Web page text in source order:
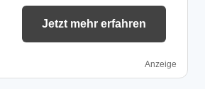
Jetzt mehr erfahren
Anzeige